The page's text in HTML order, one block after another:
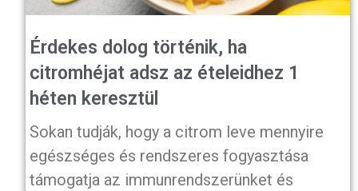
Érdekes dolog történik, ha
citromhéjat adsz az ételeidhez 1
héten keresztül
Sokan tudják, hogy a citrom leve mennyire
egészséges és rendszeres fogyasztása
támogatja az immunrendszerünket és